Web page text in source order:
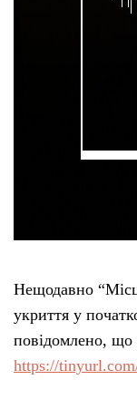
Нещодавно
укриття у
повідомлено, що
https://